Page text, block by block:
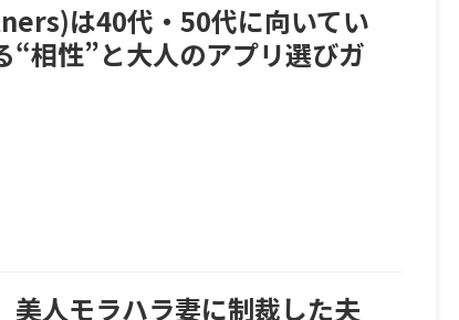
は40代・50代に向いてい
“相性”と大人のアプリ選びガ
美人モラハラ妻に制裁した夫